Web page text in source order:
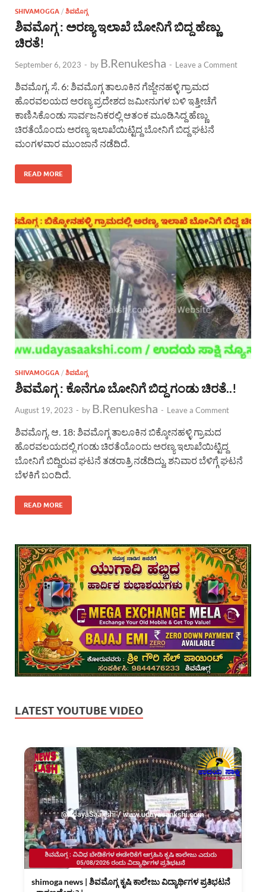
SHIVAMOGGA / ಶಿವಮೊಗ್ಗ
ಶಿವಮೊಗ್ಗ : ಅರಣ್ಯ ಇಲಾಖೆ ಬೋನಿಗೆ ಬಿದ್ದ ಹೆಣ್ಣು
ಚಿರತೆ!
September 6, 2023 - by B.Renukesha - Leave a Comment
ಶಿವಮೊಗ್ಗ, ಸೆ. 6: ಶಿವಮೊಗ್ಗ ತಾಲೂಕಿನ ಗೆಜ್ಜೇನಹಳ್ಳಿ ಗ್ರಾಮದ
ಹೊರವಲಯದ ಅರಣ್ಯ ಪ್ರದೇಶದ ಜಮೀನುಗಳ ಬಳಿ ಇತ್ತೀಚೆಗೆ
ಕಾಣಿಸಿಕೊಂಡು ಸಾರ್ವಜನಿಕರಲ್ಲಿ ಆತಂಕ ಮೂಡಿಸಿದ್ದ ಹೆಣ್ಣು
ಚಿರತೆಯೊಂದು ಅರಣ್ಯ ಇಲಾಖೆಯಿಟ್ಟಿದ್ದ ಬೋನಿಗೆ ಬಿದ್ದ ಘಟನೆ
ಮಂಗಳವಾರ ಮುಂಜಾನೆ ನಡೆದಿದೆ.
READ MORE
SHIVAMOGGA / ಶಿವಮೊಗ್ಗ
ಶಿವಮೊಗ್ಗ : ಕೊನೆಗೂ ಬೋನಿಗೆ ಬಿದ್ದ ಗಂಡು ಚಿರತೆ..!
August 19, 2023 - by B.Renukesha - Leave a Comment
ಶಿವಮೊಗ್ಗ, ಆ. 18: ಶಿವಮೊಗ್ಗ ತಾಲೂಕಿನ ಬಿಕ್ಕೋನಹಳ್ಳಿ ಗ್ರಾಮದ
ಹೊರವಲಯದಲ್ಲಿ ಗಂಡು ಚಿರತೆಯೊಂದು ಅರಣ್ಯ ಇಲಾಖೆಯಿಟ್ಟಿದ್ದ
ಬೋನಿಗೆ ಬಿದ್ದಿರುವ ಘಟನೆ ತಡರಾತ್ರಿ ನಡೆದಿದ್ದು, ಶನಿವಾರ ಬೆಳಿಗ್ಗೆ ಘಟನೆ
ಬೆಳಕಿಗೆ ಬಂದಿದೆ.
READ MORE
LATEST YOUTUBE VIDEO
shimoga news | ಶಿವಮೊಗ್ಗ ಕೃಷಿ ಕಾಲೇಜು ವಿದ್ಯಾರ್ಥಿಗಳ ಪ್ರತಿಭಟನೆ